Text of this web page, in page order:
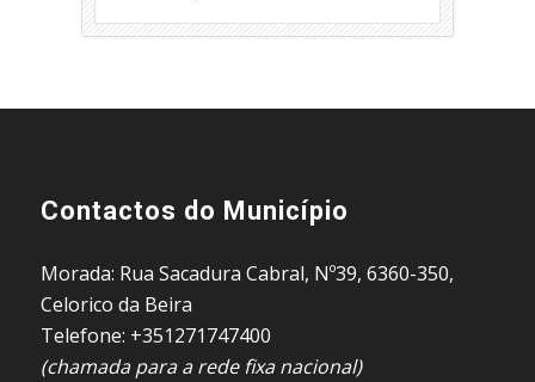
Contactos do Município
Morada: Rua Sacadura Cabral, Nº39, 6360-350,
Celorico da Beira
Telefone: +351271747400
(chamada para a rede fixa nacional)